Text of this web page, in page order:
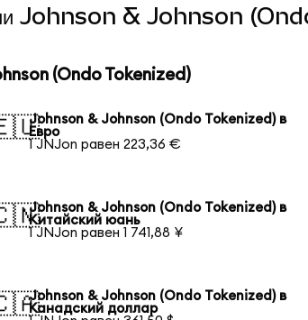
Johnson & Johnson
(Ondo Tokenized)
Johnson & Johnson (Ondo Tokenized) в
Евро
1 JNJon равен 223,36 €
Johnson & Johnson (Ondo Tokenized) в
Китайский юань
1 JNJon равен 1 741,88 ¥
Johnson & Johnson (Ondo Tokenized) в
Канадский доллар